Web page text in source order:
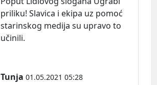
priliku! Slavica i ekipa uz pomoć
starinskog medija su upravo to
učinili.
Tunja 01.05.2021 05:28